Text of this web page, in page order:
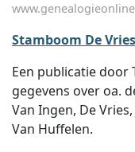
Stamboom De Vries
Een publicatie door
gegevens over oa.
Van Ingen, De
Van Huffelen.